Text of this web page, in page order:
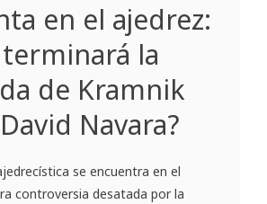
en el ajedrez:
la
de Kramnik
Navara?
se encuentra en el
controversia desatada por la